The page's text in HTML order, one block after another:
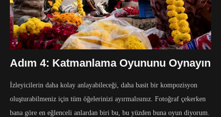
Adım 4: Katmanlama Oyununu Oynayın
İzleyicilerin daha kolay anlayabileceği, daha basit bir kompozisyon
oluşturabilmeniz için tüm öğelerinizi ayırmalısınız. Fotoğraf çekerken
bana göre en eğlenceli anlardan biri bu, bu yüzden buna oyun diyorum.